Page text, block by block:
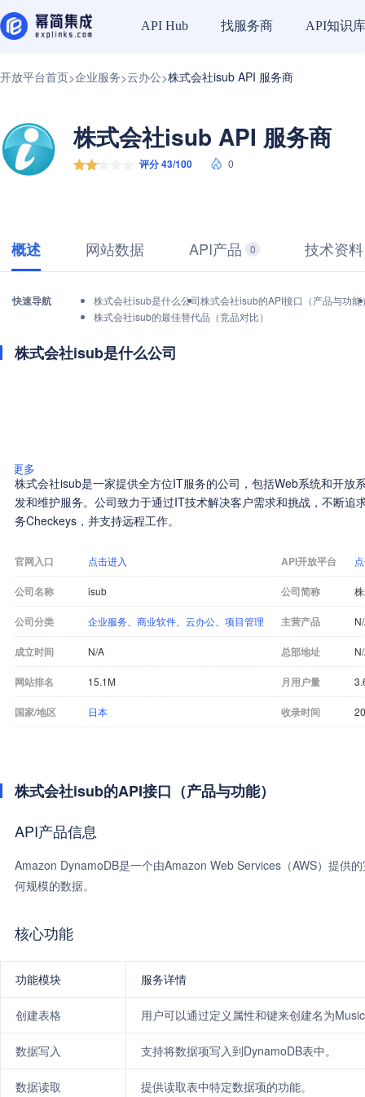
API Hub 找服务商 API知识库
开放平台首页>企业服务>云办公>株式会社isub API 服务商
株式会社isub API 服务商
评分 43/100 0
概述 网站数据 API产品 0 技术资料
快速导航 株式会社isub是什么公司株式会社isub的API接口（产品与功能
株式会社isub的最佳替代品（竞品对比）
株式会社isub是什么公司
更多
株式会社isub是一家提供全方位IT服务的公司，包括Web系统和开放
发和维护服务。公司致力于通过IT技术解决客户需求和挑战，不断追
务Checkeys，并支持远程工作。
官网入口 点击进入 API开放平台
公司名称 isub 公司简称
公司分类 企业服务 商业软件 云办公 项目管理 主营产品
成立时间 N/A 总部地址
网站排名 15.1M 月用户量
国家/地区 日本 收录时间
株式会社isub的API接口（产品与功能）
API产品信息
Amazon DynamoDB是一个由Amazon Web Services（AWS）提供
何规模的数据。
核心功能
功能模块 服务详情
创建表格 用户可以通过定义属性和键来创建名为
数据写入 支持将数据项写入到DynamoDB表中。
数据读取 提供读取表中特定数据项的功能。